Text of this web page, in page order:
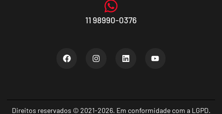
11 98990-0376
Direitos reservados © 2021-2026. Em conformidade com a LGPD.